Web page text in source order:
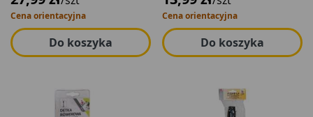
Cena orientacyjna
Do koszyka
Cena orientacyjna
Do koszyka